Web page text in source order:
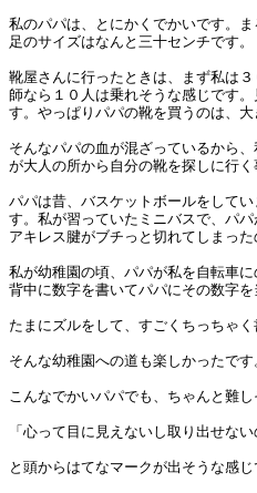
私のパパは、とにかくでかいです。
足のサイズはなんと三十センチです。
靴屋さんに行ったときは、まず私は
師なら１０人は乗れそうな感じです
す。やっぱりパパの靴を買うのは、
そんなパパの血が混ざっているから
が大人の所から自分の靴を探しに行く
パパは昔、バスケットボールをして
す。私が習っていたミニバスで、パ
アキレス腱がブチっと切れてしまっ
私が幼稚園の頃、パパが私を自転車
背中に数字を書いてパパにその数字を
たまにズルをして、すごくちっちゃ
そんな幼稚園への道も楽しかったです
こんなでかいパパでも、ちゃんと難
「心って目に見えないし取り出せな
と頭からはてなマークが出そうな感